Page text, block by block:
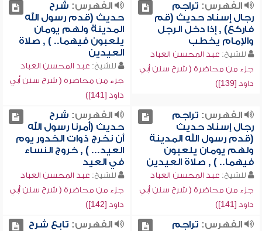
الفهرس: تراجم
رجال إسناد حديث (قم
فاركع) , إذا دخل الرجل
والإمام يخطب
للشيخ: عبد المحسن العباد
جزء من محاضرة ( شرح سنن أبي
داود [139])
الفهرس: شرح
حديث (قدم رسول الله
المدينة ولهم يومان
يلعبون فيهما.. ) , صلاة
العيدين
للشيخ: عبد المحسن العباد
جزء من محاضرة ( شرح سنن أبي
داود [141])
الفهرس: تراجم
رجال إسناد حديث
(قدم رسول الله المدينة
ولهم يومان يلعبون
فيهما.. ) , صلاة العيدين
للشيخ: عبد المحسن العباد
جزء من محاضرة ( شرح سنن أبي
داود [141])
الفهرس: شرح
حديث (أمرنا رسول الله
أن نخرج ذوات الخدور يوم
العيد... ) , خروج النساء
في العيد
للشيخ: عبد المحسن العباد
جزء من محاضرة ( شرح سنن أبي
داود [142])
الفهرس: تراجم
الفهرس: تابع شرح